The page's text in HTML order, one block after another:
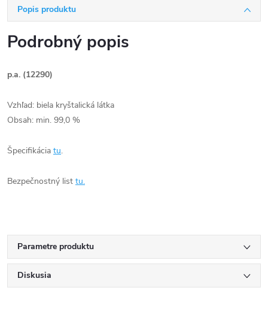
Popis produktu
Podrobný popis
p.a. (12290)
Vzhľad: biela kryštalická látka
Obsah: min. 99,0 %
Špecifikácia tu.
Bezpečnostný list tu.
Parametre produktu
Diskusia